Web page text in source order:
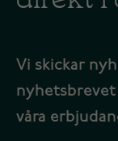
Vi skickar
nyhetsbrevet
våra